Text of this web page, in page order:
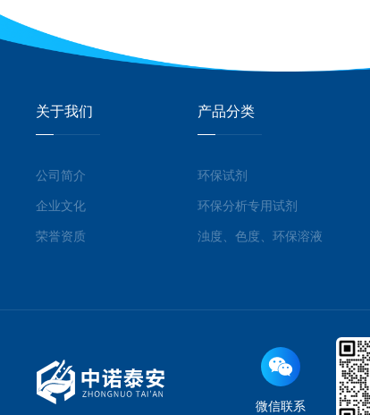
关于我们
公司简介
企业文化
荣誉资质
产品分类
环保试剂
环保分析专用试剂
浊度、色度、环保溶液
微信联系